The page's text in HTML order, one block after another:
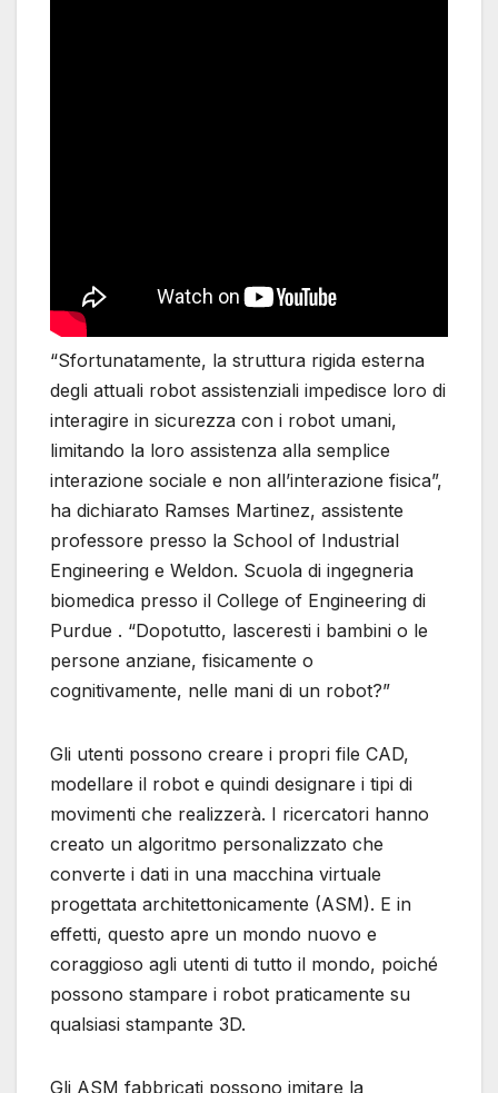
“Sfortunatamente, la struttura rigida esterna
degli attuali robot assistenziali impedisce loro di
interagire in sicurezza con i robot umani,
limitando la loro assistenza alla semplice
interazione sociale e non all’interazione fisica”,
ha dichiarato Ramses Martinez, assistente
professore presso la School of Industrial
Engineering e Weldon. Scuola di ingegneria
biomedica presso il College of Engineering di
Purdue . “Dopotutto, lasceresti i bambini o le
persone anziane, fisicamente o
cognitivamente, nelle mani di un robot?”
Gli utenti possono creare i propri file CAD,
modellare il robot e quindi designare i tipi di
movimenti che realizzerà. I ricercatori hanno
creato un algoritmo personalizzato che
converte i dati in una macchina virtuale
progettata architettonicamente (ASM). E in
effetti, questo apre un mondo nuovo e
coraggioso agli utenti di tutto il mondo, poiché
possono stampare i robot praticamente su
qualsiasi stampante 3D.
Gli ASM fabbricati possono imitare la